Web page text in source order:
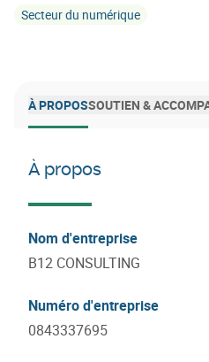
Secteur du numérique
À PROPOSSOUTIEN &
À propos
Nom d'entreprise
B12 CONSULTING
Numéro d'entreprise
0843337695